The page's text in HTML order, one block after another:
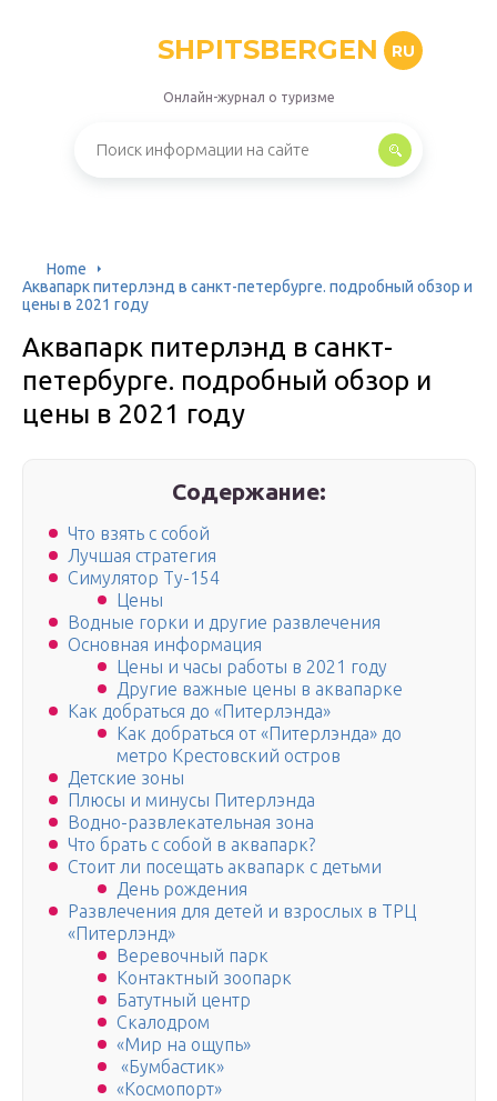
SHPITSBERGEN RU
Онлайн-журнал о туризме
Home
Аквапарк питерлэнд в санкт-петербурге. подробный обзор и
цены в 2021 году
Аквапарк питерлэнд в санкт-
петербурге. подробный обзор и
цены в 2021 году
Содержание:
Что взять с собой
Лучшая стратегия
Симулятор Ту-154
Цены
Водные горки и другие развлечения
Основная информация
Цены и часы работы в 2021 году
Другие важные цены в аквапарке
Как добраться до «Питерлэнда»
Как добраться от «Питерлэнда» до
метро Крестовский остров
Детские зоны
Плюсы и минусы Питерлэнда
Водно-развлекательная зона
Что брать с собой в аквапарк?
Стоит ли посещать аквапарк с детьми
День рождения
Развлечения для детей и взрослых в ТРЦ
«Питерлэнд»
Веревочный парк
Контактный зоопарк
Батутный центр
Скалодром
«Мир на ощупь»
«Бумбастик»
«Космопорт»